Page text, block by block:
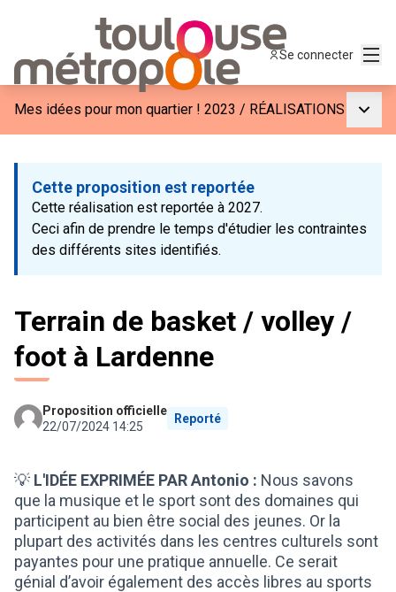
Se connecter
Mes idées pour mon quartier ! 2023 / RÉALISATIONS
Cette proposition est reportée
Cette réalisation est reportée à 2027.
Ceci afin de prendre le temps d'étudier les contraintes
des différents sites identifiés.
Terrain de basket / volley /
foot à Lardenne
Proposition officielle
22/07/2024 14:25
Reporté
💡 L'IDÉE EXPRIMÉE PAR Antonio : Nous savons
que la musique et le sport sont des domaines qui
participent au bien être social des jeunes. Or la
plupart des activités dans les centres culturels sont
payantes pour une pratique annuelle. Ce serait
génial d’avoir également des accès libres au sports